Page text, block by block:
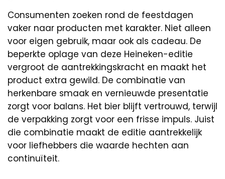
Consumenten zoeken rond de feestdagen
vaker naar producten met karakter. Niet alleen
voor eigen gebruik, maar ook als cadeau. De
beperkte oplage van deze Heineken-editie
vergroot de aantrekkingskracht en maakt het
product extra gewild. De combinatie van
herkenbare smaak en vernieuwde presentatie
zorgt voor balans. Het bier blijft vertrouwd, terwijl
de verpakking zorgt voor een frisse impuls. Juist
die combinatie maakt de editie aantrekkelijk
voor liefhebbers die waarde hechten aan
continuïteit.